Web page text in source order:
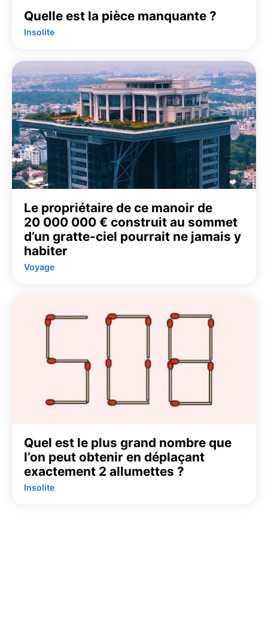
Quelle est la pièce manquante ?
Insolite
Le propriétaire de ce manoir de
20 000 000 € construit au sommet
d’un gratte-ciel pourrait ne jamais y
habiter
Voyage
Quel est le plus grand nombre que
l’on peut obtenir en déplaçant
exactement 2 allumettes ?
Insolite